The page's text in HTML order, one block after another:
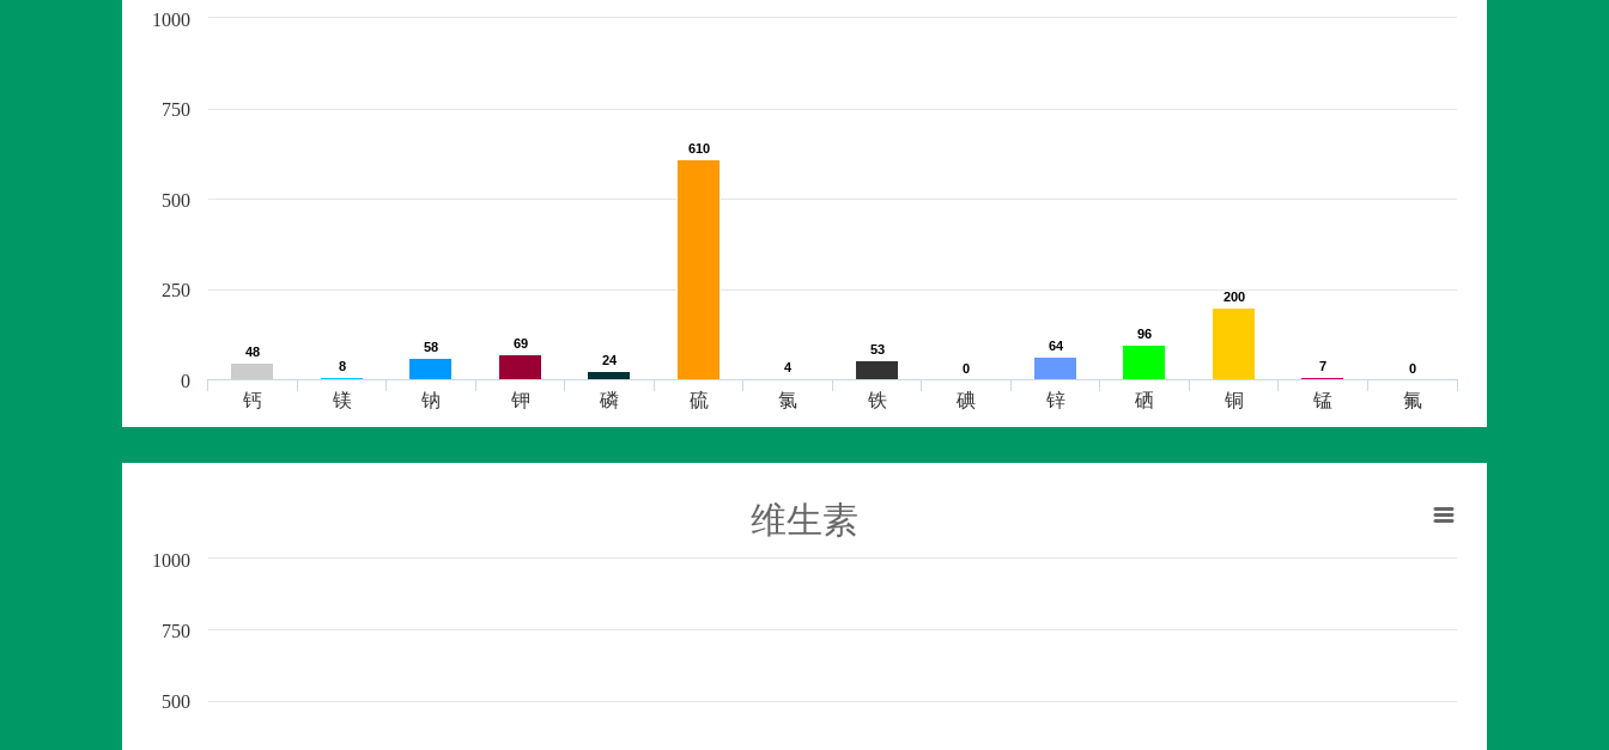
48
48
8
8
58
58 69
69
24
24
610
610
4
4
53
53
0
0
64
64
96
96
200
200
7
7 0
0
钙 镁 钠 钾 磷 硫 氯 铁 碘 锌 硒 铜 锰 氟
0
250
500
750
1000
维生素
500
750
1000